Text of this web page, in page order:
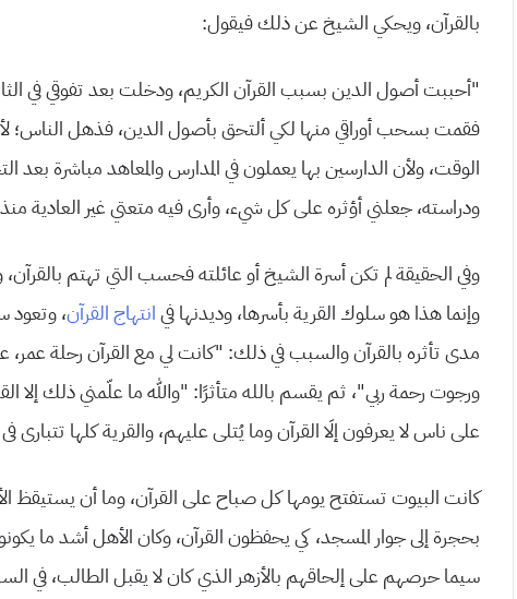
بالقرآن، ويحكي الشيخ عن ذلك فيقول:
“أحببت أصول الدين بسبب القرآن الكريم، ودخلت بعد تفوقي في
فقمت بسحب أوراقي منها لكي ألتحق بأصول الدين، فذهل الناس؛
الوقت، ولأن الدارسين بها يعملون في المدارس والمعاهد مباشرة بعد
ودراسته، جعلنيأؤثرهعلى كل شيء، وأرى فيه متعتي غير العادية
وفي الحقيقة لم تكن أسرة الشيخ أو عائلته فحسب التي تهتم
وإنما هذا هو سلوك القرية بأسرها، وديدنها فيانتهاج القرآن، وتعود
مدى تأثره بالقرآن والسبب في ذلك: “كانت لي مع القرآن رحلة
ورجوت رحمة ربي”، ثم يقسم بالله متأثرًا: “والله ما علّمني ذلك
على ناس لا يعرفون إلَا القرآن وما يُتلى عليهم، والقرية كلها تتبارى
كانت البيوت تستفتح يومها كل صباح على القرآن، وما أن يستيقظ
بحجرة إلى جوار المسجد، كي يحفظون القرآن، وكان الأهل أشد ما
سيما حرصهم على إلحاقهم بالأزهر الذي كان لا يقبل الطالب، في السنة